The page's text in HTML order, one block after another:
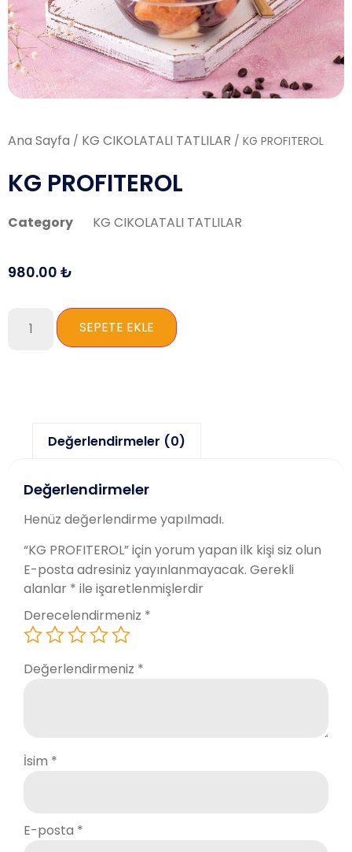
Ana Sayfa / KG CIKOLATALI TATLILAR / KG PROFITEROL
KG PROFITEROL
Category KG CIKOLATALI TATLILAR
980.00 ₺
SEPETE EKLE
Değerlendirmeler (0)
Değerlendirmeler
Henüz değerlendirme yapılmadı.
“KG PROFITEROL” için yorum yapan ilk kişi siz olun
E-posta adresiniz yayınlanmayacak. Gerekli
alanlar * ile işaretlenmişlerdir
Derecelendirmeniz *
Değerlendirmeniz *
İsim *
E-posta *